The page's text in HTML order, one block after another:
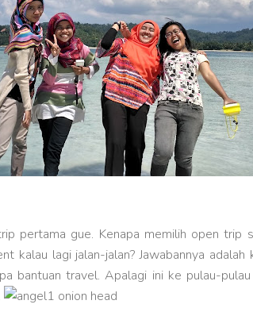
pertama gue. Kenapa memilih open trip
kalau lagi jalan-jalan? Jawabannya
bantuan travel. Apalagi ini ke pulau-